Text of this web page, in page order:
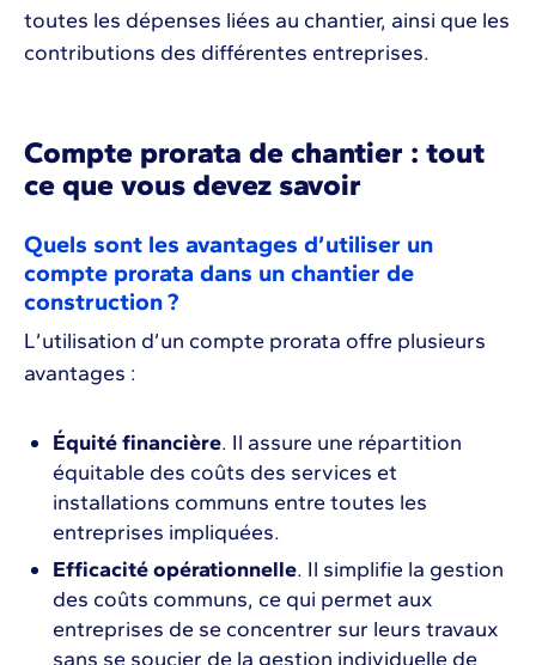
toutes les dépenses liées au chantier, ainsi que les
contributions des différentes entreprises.
Compte prorata de chantier : tout
ce que vous devez savoir
Quels sont les avantages d’utiliser un
compte prorata dans un chantier de
construction ?
L’utilisation d’un compte prorata offre plusieurs
avantages :
Équité financière. Il assure une répartition
équitable des coûts des services et
installations communs entre toutes les
entreprises impliquées.
Efficacité opérationnelle. Il simplifie la gestion
des coûts communs, ce qui permet aux
entreprises de se concentrer sur leurs travaux
sans se soucier de la gestion individuelle de